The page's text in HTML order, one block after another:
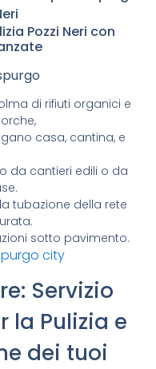
Pozzi Neri con
di rifiuti organici e
casa, cantina, e
da cantieri edili o da
tubazione della rete
sotto pavimento.
city
Servizio
la Pulizia e
dei tuoi